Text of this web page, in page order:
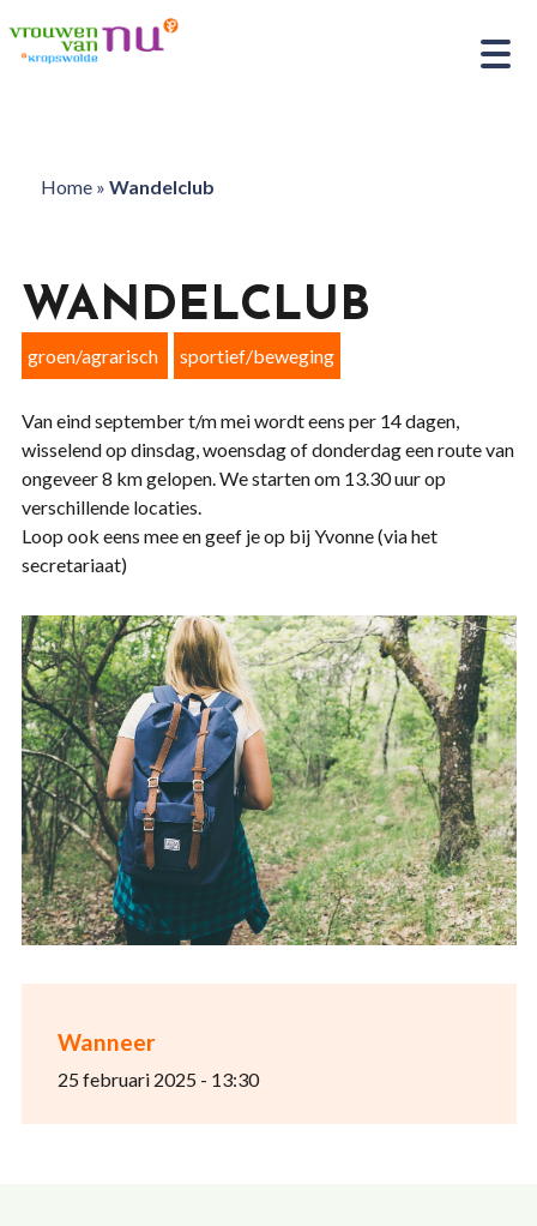
Home» Wandelclub
Wanneer
25 februari 2025 - 13:30
WANDELCLUB
groen/agrarisch sportief/beweging
Van eind september t/m mei wordt eens per 14 dagen,
wisselend op dinsdag, woensdag of donderdag een route van
ongeveer 8 km gelopen. We starten om 13.30 uur op
verschillende locaties.
Loop ook eens mee en geef je op bij Yvonne (via het
secretariaat)